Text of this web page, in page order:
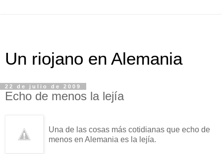
Un riojano en Alemania
22 de julio de 2009
Echo de menos la lejía
Una de las cosas más cotidianas que echo de
menos en Alemania es la lejía.